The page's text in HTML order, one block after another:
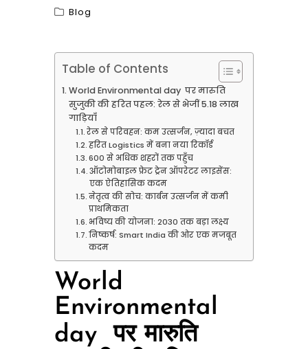
Blog
Table of Contents
World Environmental day पर मारुति
सुजुकी की हरित पहल: रेल से भेजीं 5.18 लाख
गाड़ियाँ
रेल से परिवहन: कम उत्सर्जन, ज़्यादा बचत
हरित Logistics में बना नया रिकॉर्ड
600 से अधिक शहरों तक पहुँच
ऑटोमोबाइल फ्रेट ट्रेन ऑपरेटर लाइसेंस:
एक ऐतिहासिक कदम
नेतृत्व की सोच: कार्बन उत्सर्जन में कमी
प्राथमिकता
भविष्य की योजना: 2030 तक बड़ा लक्ष्य
निष्कर्ष: Smart India की ओर एक मजबूत
कदम
World
Environmental
day पर मारुति